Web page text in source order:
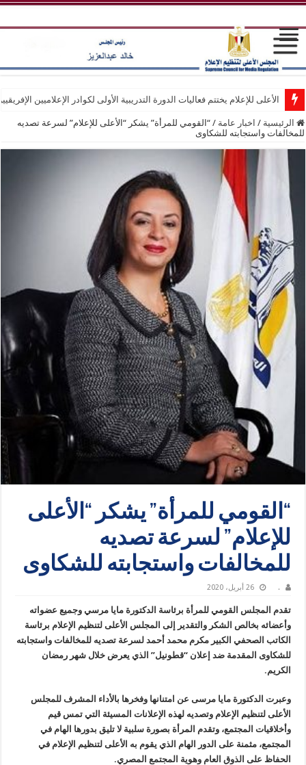
الأعلى للإعلام يختتم فعاليات الدورة التدريبية الأولى لكوادر الإعلاميين
الرئيسية / اخبار عامة / “القومي للمرأة” يشكر “الأعلى للإعلام” لسرعة تصديه
للمخالفات واستجابته للشكاوى
“القومي للمرأة” يشكر “الأعلى
للإعلام” لسرعة تصديه
للمخالفات واستجابته للشكاوى
. 26 أبريل، 2020
تقدم المجلس القومي للمرأة برئاسة الدكتورة مايا مرسي وجميع عضواته
وأعضائه بخالص الشكر والتقدير إلى المجلس الأعلى لتنظيم الإعلام برئاسة
الكاتب الصحفي الكبير مكرم محمد أحمد لسرعة تصديه للمخالفات واستجابته
للشكاوى المقدمة ضد إعلان “قطونيل” الذي يعرض خلال شهر رمضان
الكريم.
وعبرت الدكتورة مايا مرسى عن امتنانها وفخرها بالأداء المشرف للمجلس
الأعلى لتنظيم الإعلام وتصديه لهذه الإعلانات المسيئة التي تمس قيم
وأخلاقيات المجتمع، وتقدم المرأة بصورة سلبية لا تليق بدورها الهام في
المجتمع، مثمنة على الدور الهام الذي يقوم به الأعلى لتنظيم الإعلام في
الحفاظ على الذوق العام وهوية المجتمع المصري.